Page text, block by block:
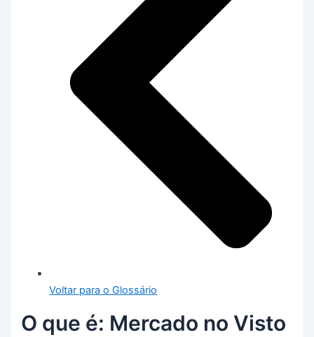
Voltar para o Glossário
O que é: Mercado no Visto